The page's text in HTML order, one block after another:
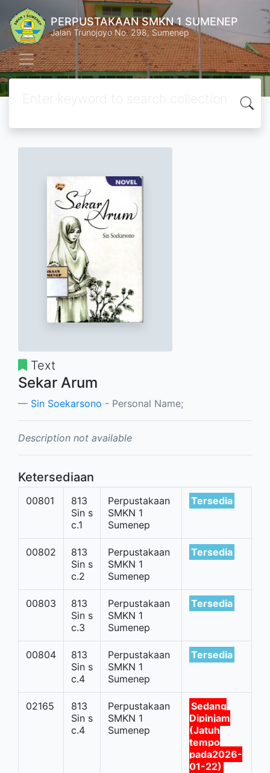
PERPUSTAKAAN SMKN 1 SUMENEP
Jalan Trunojoyo No. 298, Sumenep
Text
Sekar Arum
Sin Soekarsono - Personal Name;
Description not available
Ketersediaan
00801
813
Sin s
c.1
Perpustakaan
SMKN 1
Sumenep
Tersedia
00802
813
Sin s
c.2
Perpustakaan
SMKN 1
Sumenep
Tersedia
00803
813
Sin s
c.3
Perpustakaan
SMKN 1
Sumenep
Tersedia
00804
813
Sin s
c.4
Perpustakaan
SMKN 1
Sumenep
Tersedia
02165
813
Sin s
c.4
Perpustakaan
SMKN 1
Sumenep
Sedang
Dipinjam
(Jatuh
tempo
pada2026-
01-22)